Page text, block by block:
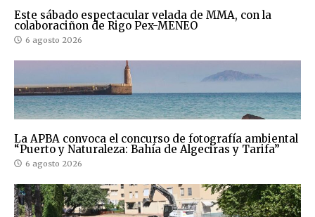
Este sábado espectacular velada de MMA, con la
colaboraciñon de Rigo Pex-MENEO
6 agosto 2026
La APBA convoca el concurso de fotografía ambiental
“Puerto y Naturaleza: Bahía de Algeciras y Tarifa”
6 agosto 2026